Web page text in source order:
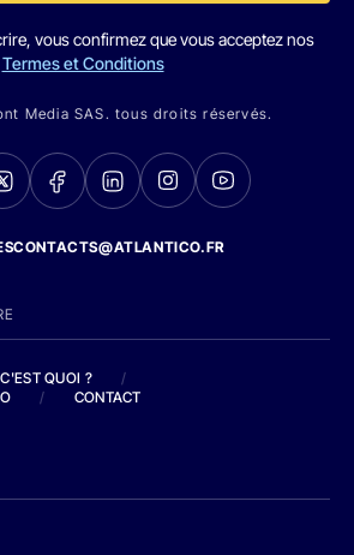
vous confirmez que vous acceptez nos
Termes et Conditions
Media SAS. tous droits réservés.
QUOI ?
/
/ CONTACT